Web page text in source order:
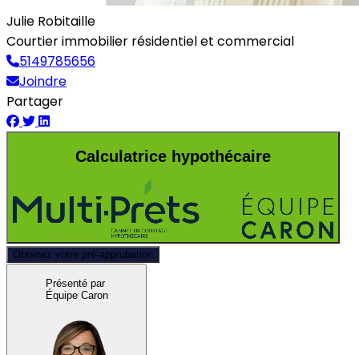
Julie Robitaille
Courtier immobilier résidentiel et commercial
5149785656
Joindre
Partager
Calculatrice hypothécaire
Obtenez votre pré-approbation
Présenté par
Équipe Caron